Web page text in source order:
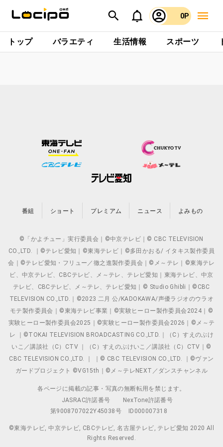
0P
トップ バラエティ 生活情報 スポーツ
番組 ショート プレミアム ニュース よみもの
©「かよチュー」実行委員会｜©中京テレビ｜© CBC TELEVISION
CO.,LTD. ｜©テレビ愛知｜©東海テレビ｜©多田かおる/ イタキス製作委員
会｜©テレビ愛知・フリュー／徹之進製作委員会｜©メ～テレ｜©東海テレ
ビ、中京テレビ、CBCテレビ、メ～テレ、テレビ愛知｜東海テレビ、中京
テレビ、CBCテレビ、メ～テレ、テレビ愛知｜© Studio Ghibli｜©CBC
TELEVISION CO.,LTD.｜©2023 二月 公/KADOKAWA/声優ラジオのウラオ
モテ製作委員会｜©東海テレビ事業｜©実験ヒーロー製作委員会2024｜©
実験ヒーロー製作委員会2025｜©実験ヒーロー製作委員会2026｜©メ～テ
レ ｜©TOKAI TELEVISION BROADCASTING CO.,LTD.｜（C）すえのぶけ
いこ／講談社（C）CTV ｜（C）すえのぶけいこ／講談社（C）CTV｜©
CBC TELEVISION CO.,LTD. ｜ ｜© CBC TELEVISION CO.,LTD. ｜©ヴァン
ガードプロジェクト ©VG15th｜©メ～テレNEXT／ダンスチャンネル
各ページに掲載の記事・写真の無断転用を禁じます。
JASRAC許諾番号
NexTone許諾番号
第9008707022Y45038号
ID000007318
©東海テレビ, 中京テレビ, CBCテレビ, 名古屋テレビ, テレビ愛知 2020 All
Rights Reserved.